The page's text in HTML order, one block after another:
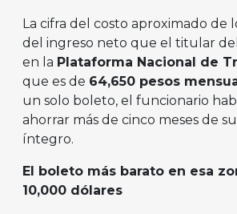
La cifra del costo aproximado de
del ingreso neto que el titular
en la Plataforma Nacional de
que es de 64,650 pesos
un solo boleto, el funcionario
ahorrar más de cinco meses de
íntegro.
El boleto más barato en esa
10,000 dólares